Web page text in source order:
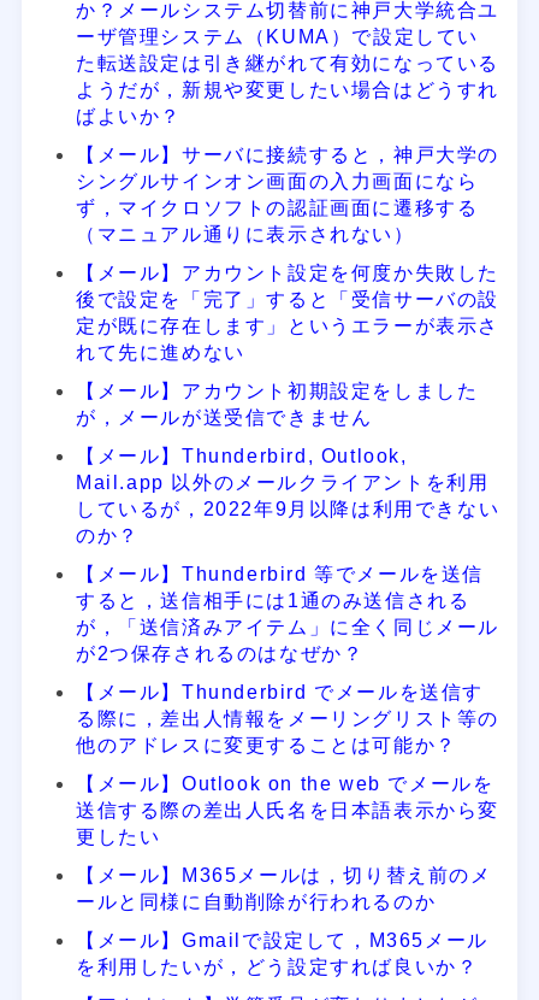
か？メールシステム切替前に神戸大学統合ユ
ーザ管理システム（KUMA）で設定してい
た転送設定は引き継がれて有効になっている
ようだが，新規や変更したい場合はどうすれ
ばよいか？
【メール】サーバに接続すると，神戸大学の
シングルサインオン画面の入力画面になら
ず，マイクロソフトの認証画面に遷移する
（マニュアル通りに表示されない）
【メール】アカウント設定を何度か失敗した
後で設定を「完了」すると「受信サーバの設
定が既に存在します」というエラーが表示さ
れて先に進めない
【メール】アカウント初期設定をしました
が，メールが送受信できません
【メール】Thunderbird, Outlook,
Mail.app 以外のメールクライアントを利用
しているが，2022年9月以降は利用できない
のか？
【メール】Thunderbird 等でメールを送信
すると，送信相手には1通のみ送信される
が，「送信済みアイテム」に全く同じメール
が2つ保存されるのはなぜか？
【メール】Thunderbird でメールを送信す
る際に，差出人情報をメーリングリスト等の
他のアドレスに変更することは可能か？
【メール】Outlook on the web でメールを
送信する際の差出人氏名を日本語表示から変
更したい
【メール】M365メールは，切り替え前のメ
ールと同様に自動削除が行われるのか
【メール】Gmailで設定して，M365メール
を利用したいが，どう設定すれば良いか？